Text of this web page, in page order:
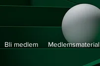
Bli medlem Medlemsmaterial